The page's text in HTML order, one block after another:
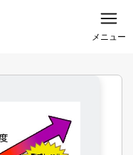
メニュー